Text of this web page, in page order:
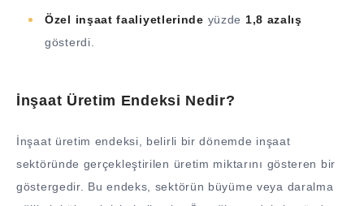
Özel inşaat faaliyetlerinde yüzde 1,8 azalış
gösterdi.
İnşaat Üretim Endeksi Nedir?
İnşaat üretim endeksi, belirli bir dönemde inşaat
sektöründe gerçekleştirilen üretim miktarını gösteren bir
göstergedir. Bu endeks, sektörün büyüme veya daralma